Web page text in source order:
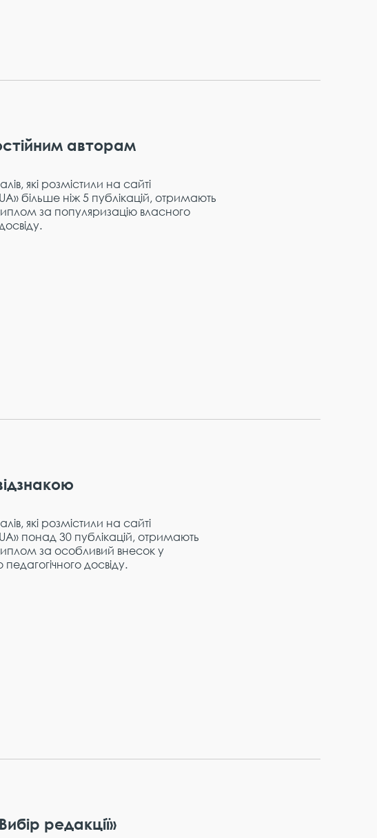
авторам
які розмістили на сайті
більше ніж 5 публікацій, отримають
за популяризацію власного
які розмістили на сайті
понад 30 публікацій, отримають
за особливий внесок у
досвіду.
редакції»